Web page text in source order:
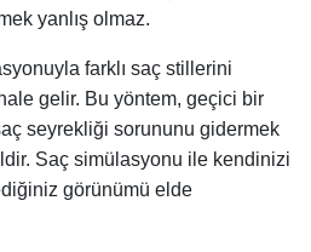
yanlış olmaz.
farklı saç stillerini
gelir. Bu yöntem, geçici bir
seyrekliği sorununu gidermek
Saç simülasyonu ile kendinizi
görünümü elde